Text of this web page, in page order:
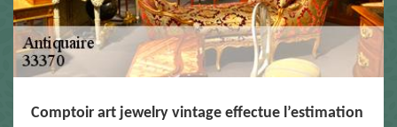
Comptoir art jewelry vintage effectue l’estimation